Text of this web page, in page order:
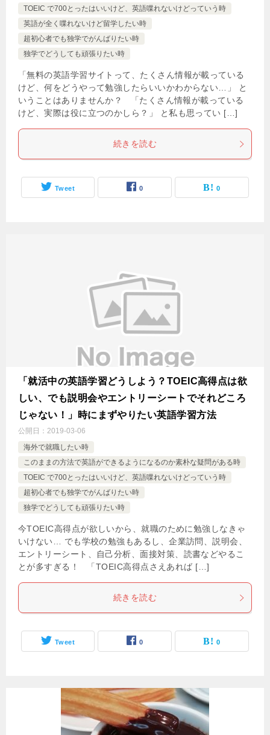
TOEIC で700とったはいいけど、英語喋れないけどっていう時
英語が全く喋れないけど留学したい時
超初心者でも独学でがんばりたい時
独学でどうしても頑張りたい時
「無料の英語学習サイトって、たくさん情報が載っている
けど、何をどうやって勉強したらいいかわからない…」 と
いうことはありませんか？ 「たくさん情報が載っている
けど、実際は役に立つのかしら？」 と私も思ってい […]
続きを読む
Tweet 0 0
「就活中の英語学習どうしよう？TOEIC高得点は欲
しい、でも説明会やエントリーシートでそれどころ
じゃない！」時にまずやりたい英語学習方法
公開日： 2019-03-06
海外で就職したい時
このままの方法で英語ができるようになるのか素朴な疑問がある時
TOEIC で700とったはいいけど、英語喋れないけどっていう時
超初心者でも独学でがんばりたい時
独学でどうしても頑張りたい時
今TOEIC高得点が欲しいから、就職のために勉強しなきゃ
いけない… でも学校の勉強もあるし、企業訪問、説明会、
エントリーシート、自己分析、面接対策、読書などやるこ
とが多すぎる！ 「TOEIC高得点さえあれば […]
続きを読む
Tweet 0 0